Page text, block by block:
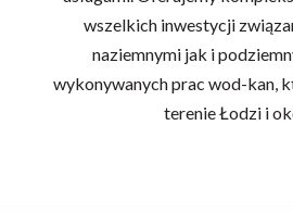
wszelkich inwestycji
naziemnymi jak i
wykonywanych prac wod-kan,
terenie Łodzi i